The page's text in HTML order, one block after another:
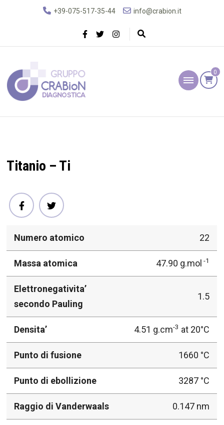
+39-075-517-35-44 info@crabion.it
Gruppo Crabion
0
Titanio – Ti
Numero atomico 22
Massa atomica 47.90 g.mol -1
Elettronegativita’
secondo Pauling
1.5
Densita’ 4.51 g.cm-3 at 20°C
Punto di fusione 1660 °C
Punto di ebollizione 3287 °C
Raggio di Vanderwaals 0.147 nm